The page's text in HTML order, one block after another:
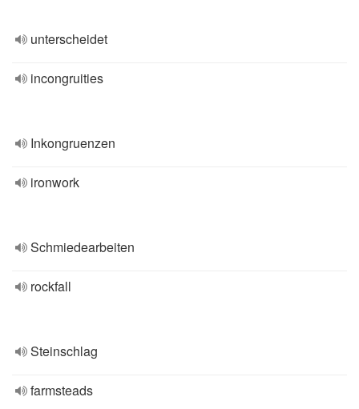
unterscheidet
incongruities
Inkongruenzen
ironwork
Schmiedearbeiten
rockfall
Steinschlag
farmsteads